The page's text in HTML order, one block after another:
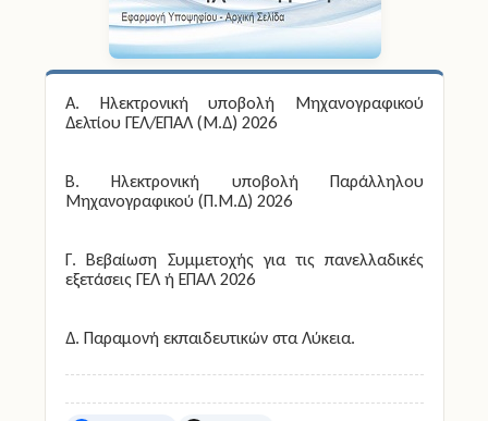
Α. Ηλεκτρονική υποβολή Μηχανογραφικού
Δελτίου ΓΕΛ/ΕΠΑΛ (Μ.Δ) 2026
Β. Ηλεκτρονική υποβολή Παράλληλου
Μηχανογραφικού (Π.Μ.Δ) 2026
Γ. Βεβαίωση Συμμετοχής για τις πανελλαδικές
εξετάσεις ΓΕΛ ή ΕΠΑΛ 2026
Δ. Παραμονή εκπαιδευτικών στα Λύκεια.